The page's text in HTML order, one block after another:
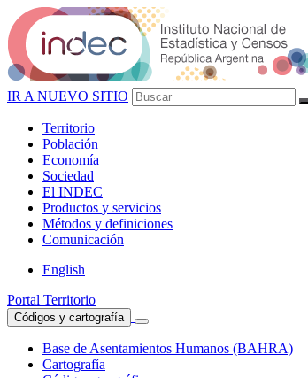
IR A NUEVO SITIO
Territorio
Población
Economía
Sociedad
El INDEC
Productos y servicios
Métodos y definiciones
Comunicación
English
Portal Territorio
Códigos y cartografía
Base de Asentamientos Humanos (BAHRA)
Cartografía